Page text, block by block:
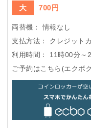
大 700円
両替機：
情報なし
支払方法：
クレジット
利用時間：
11時00分～
ご予約はこちら(エクボ